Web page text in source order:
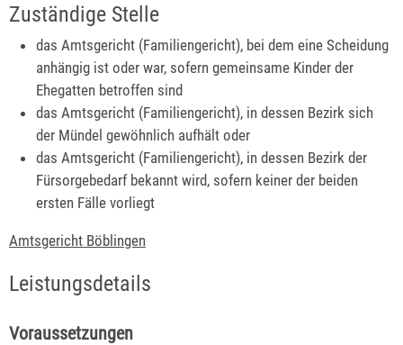
Zuständige Stelle
das Amtsgericht (Familiengericht), bei dem eine Scheidung
anhängig ist oder war, sofern gemeinsame Kinder der
Ehegatten betroffen sind
das Amtsgericht (Familiengericht), in dessen Bezirk sich
der Mündel gewöhnlich aufhält oder
das Amtsgericht (Familiengericht), in dessen Bezirk der
Fürsorgebedarf bekannt wird, sofern keiner der beiden
ersten Fälle vorliegt
Amtsgericht Böblingen
Leistungsdetails
Voraussetzungen